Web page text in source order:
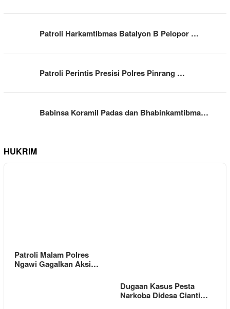
Patroli Harkamtibmas Batalyon B Pelopor …
Patroli Perintis Presisi Polres Pinrang …
Babinsa Koramil Padas dan Bhabinkamtibma…
HUKRIM
Patroli Malam Polres
Ngawi Gagalkan Aksi…
Dugaan Kasus Pesta
Narkoba Didesa Cianti…